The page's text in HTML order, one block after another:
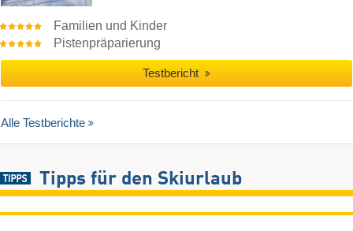
Familien und Kinder
Pistenpräparierung
Testbericht
Alle Testberichte
Tipps für den Skiurlaub